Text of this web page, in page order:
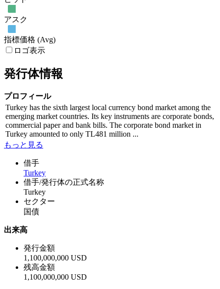
アスク
指標価格 (Avg)
ロゴ表示
発行体情報
プロフィール
Turkey has the sixth largest local currency bond market among the
emerging market countries. Its key instruments are corporate bonds,
commercial paper and bank bills. The corporate bond market in
Turkey amounted to only TL481 million ...
もっと見る
借手
Turkey
借手/発行体の正式名称
Turkey
セクター
国債
出来高
発行金額
1,100,000,000 USD
残高金額
1,100,000,000 USD